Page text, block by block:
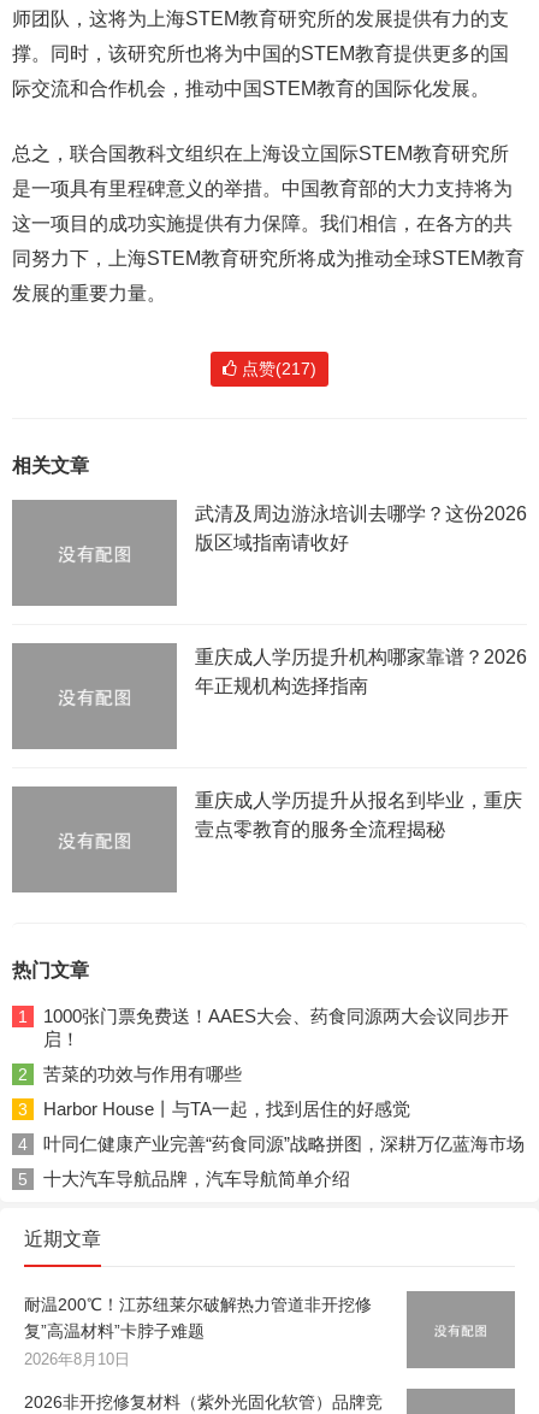
师团队，这将为上海STEM教育研究所的发展提供有力的支
撑。同时，该研究所也将为中国的STEM教育提供更多的国
际交流和合作机会，推动中国STEM教育的国际化发展。
总之，联合国教科文组织在上海设立国际STEM教育研究所
是一项具有里程碑意义的举措。中国教育部的大力支持将为
这一项目的成功实施提供有力保障。我们相信，在各方的共
同努力下，上海STEM教育研究所将成为推动全球STEM教育
发展的重要力量。
点赞(217)
相关文章
武清及周边游泳培训去哪学？这份2026
版区域指南请收好
重庆成人学历提升机构哪家靠谱？2026
年正规机构选择指南
重庆成人学历提升从报名到毕业，重庆
壹点零教育的服务全流程揭秘
热门文章
1
1000张门票免费送！AAES大会、药食同源两大会议同步开
启！
2 苦菜的功效与作用有哪些
3 Harbor House丨与TA一起，找到居住的好感觉
4 叶同仁健康产业完善“药食同源”战略拼图，深耕万亿蓝海市场
5 十大汽车导航品牌，汽车导航简单介绍
近期文章
耐温200℃！江苏纽莱尔破解热力管道非开挖修
复”高温材料”卡脖子难题
2026年8月10日
2026非开挖修复材料（紫外光固化软管）品牌竞